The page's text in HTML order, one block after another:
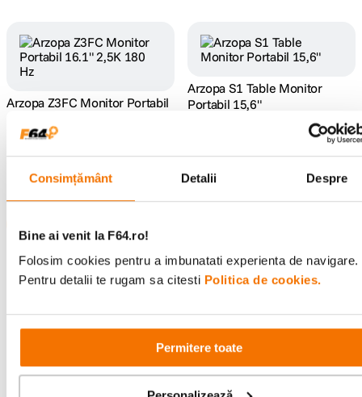
Consimțământ Detalii Despre
Bine ai venit la F64.ro!
Folosim cookies pentru a imbunatati experienta de navigare.
Pentru detalii te rugam sa citesti Politica de cookies.
Permitere toate
Arzopa Z3FC Monitor Portabil
88999 lei
Arzopa S1 Table Monitor
Portabil 15,6"
Ai vizualizat toate produsele
Alatura-te comunitatii creatorilor
Descopera inspiratie, recomandari utile,